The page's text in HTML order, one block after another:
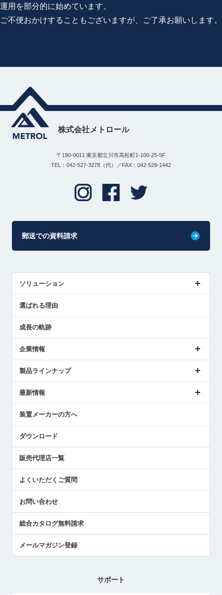
運用を部分的に始めています。
ご不便おかけすることもございますが、ご了承お願いします。
株式会社メトロール
〒190-0011 東京都立川市高松町1-100-25-5F
TEL：042-527-3278（代）／FAX：042-528-1442
郵送での資料請求
ソリューション
解決策提案
選ばれる理由
成長の軌跡
企業情報
ごあいさつ
受賞履歴
採用情報
国/地域/言語
製品ラインナップ
ツールセッタ製品
エアマイクロセンサ製品
最新情報
メトロールの技術
社員ブログ
中小企業のBCP地震対策
センサのテクニカルガイド
社長ブログ
装置メーカーの方へ
ダウンロード
販売代理店一覧
よくいただくご質問
お問い合わせ
総合カタログ無料請求
メールマガジン登録
サポート